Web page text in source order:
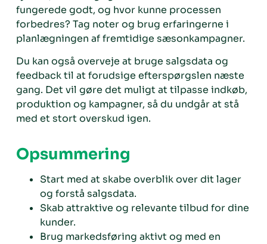
fungerede godt, og hvor kunne processen
forbedres? Tag noter og brug erfaringerne i
planlægningen af fremtidige sæsonkampagner.
Du kan også overveje at bruge salgsdata og
feedback til at forudsige efterspørgslen næste
gang. Det vil gøre det muligt at tilpasse indkøb,
produktion og kampagner, så du undgår at stå
med et stort overskud igen.
Opsummering
Start med at skabe overblik over dit lager
og forstå salgsdata.
Skab attraktive og relevante tilbud for dine
kunder.
Brug markedsføring aktivt og med en